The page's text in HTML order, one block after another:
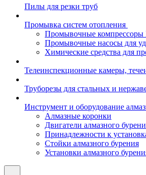
Пилы для резки труб
Промывка систем отопления
Промывочные компрессоры
Промывочные насосы для
Химические средства для
Телеинспекционные камеры,
Труборезы для стальных и
Инструмент и оборудование
Алмазные коронки
Двигатели алмазного
Принадлежности к
Стойки алмазного бурения
Установки алмазного